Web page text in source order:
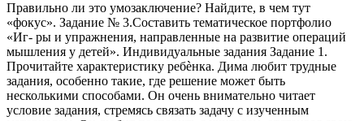
Правильно ли это умозаключение? Найдите, в чем тут
«фокус». Задание № 3.Составить тематическое портфолио
«Иг- ры и упражнения, направленные на развитие операций
мышления у детей». Индивидуальные задания Задание 1.
Прочитайте характеристику ребѐнка. Дима любит трудные
задания, особенно такие, где решение может быть
несколькими способами. Он очень внимательно читает
условие задания, стремясь связать задачу с изученным